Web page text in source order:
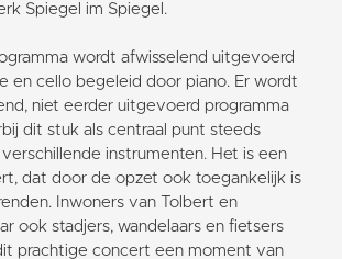
Spiegel im Spiegel.
wordt afwisselend uitgevoerd
en cello begeleid door piano. Er wordt
niet eerder uitgevoerd programma
dit stuk als centraal punt steeds
instrumenten. Het is een
dat door de opzet ook toegankelijk is
Inwoners van Tolbert en
ook stadjers, wandelaars en fietsers
prachtige concert een moment van